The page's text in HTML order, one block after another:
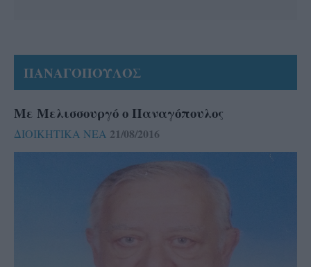
ΠΑΝΑΓΟΠΟΥΛΟΣ
Με Μελισσουργό ο Παναγόπουλος
ΔΙΟΙΚΗΤΙΚΑ ΝΕΑ 21/08/2016